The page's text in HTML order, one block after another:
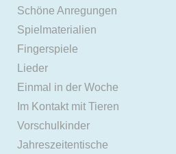
Schöne Anregungen
Spielmaterialien
Fingerspiele
Lieder
Einmal in der Woche
Im Kontakt mit Tieren
Vorschulkinder
Jahreszeitentische